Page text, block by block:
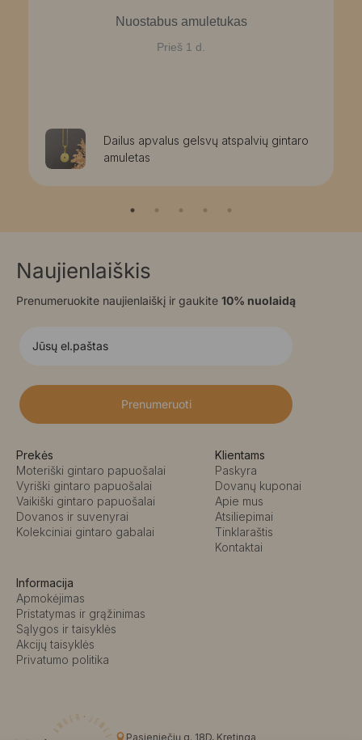
Nuostabus amuletukas
Prieš 1 d.
Dailus apvalus gelsvų atspalvių gintaro
amuletas
Naujienlaiškis
Prenumeruokite naujienlaiškį ir gaukite 10% nuolaidą
Prenumeruoti
Prekės
Moteriški gintaro papuošalai
Vyriški gintaro papuošalai
Vaikiški gintaro papuošalai
Dovanos ir suvenyrai
Kolekciniai gintaro gabalai
Klientams
Paskyra
Dovanų kuponai
Apie mus
Atsiliepimai
Tinklaraštis
Kontaktai
Informacija
Apmokėjimas
Pristatymas ir grąžinimas
Sąlygos ir taisyklės
Akcijų taisyklės
Privatumo politika
Pasieniečių g. 18D, Kretinga